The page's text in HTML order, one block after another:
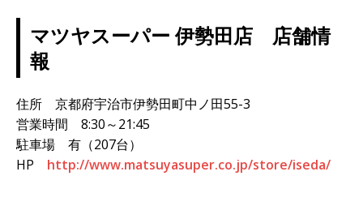
マツヤスーパー 伊勢田店 店舗情
報
住所 京都府宇治市伊勢田町中ノ田55-3
営業時間 8:30～21:45
駐車場 有（207台）
HP http://www.matsuyasuper.co.jp/store/iseda/